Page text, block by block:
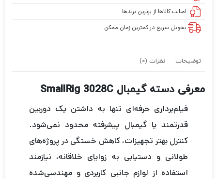
اصالت کالاها از برترین برندها
تحویل سریع در کمترین زمان ممکن
توضیحات نظرات (0)
معرفی دسته گیمبال SmallRig 3028C
فیلم‌برداری حرفه‌ای تنها به داشتن یک دوربین
قدرتمند یا گیمبال پیشرفته محدود نمی‌شود.
کنترل بهتر تجهیزات، کاهش خستگی در پروژه‌های
طولانی و دستیابی به زوایای خلاقانه، نیازمند
استفاده از لوازم جانبی کاربردی و مهندسی‌شده